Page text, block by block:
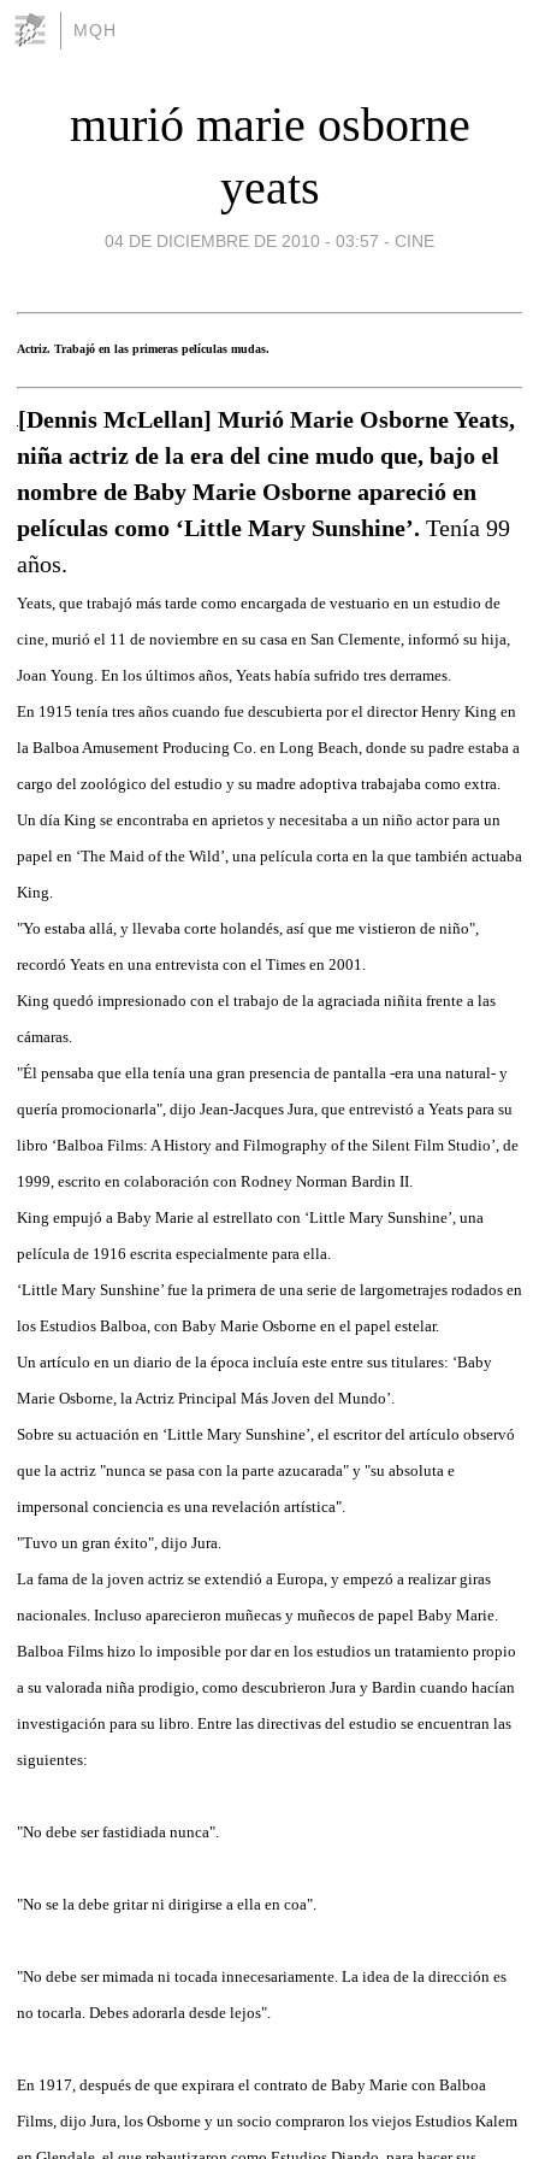
MQH
murió marie osborne
yeats
04 DE DICIEMBRE DE 2010 - 03:57 - CINE
Actriz. Trabajó en las primeras películas mudas.
[Dennis McLellan] Murió Marie Osborne Yeats,
niña actriz de la era del cine mudo que, bajo el
nombre de Baby Marie Osborne apareció en
películas como ‘Little Mary Sunshine’. Tenía 99
años.
Yeats, que trabajó más tarde como encargada de vestuario en un estudio de
cine, murió el 11 de noviembre en su casa en San Clemente, informó su hija,
Joan Young. En los últimos años, Yeats había sufrido tres derrames.
En 1915 tenía tres años cuando fue descubierta por el director Henry King en
la Balboa Amusement Producing Co. en Long Beach, donde su padre estaba a
cargo del zoológico del estudio y su madre adoptiva trabajaba como extra.
Un día King se encontraba en aprietos y necesitaba a un niño actor para un
papel en ‘The Maid of the Wild’, una película corta en la que también actuaba
King.
"Yo estaba allá, y llevaba corte holandés, así que me vistieron de niño",
recordó Yeats en una entrevista con el Times en 2001.
King quedó impresionado con el trabajo de la agraciada niñita frente a las
cámaras.
"Él pensaba que ella tenía una gran presencia de pantalla -era una natural- y
quería promocionarla", dijo Jean-Jacques Jura, que entrevistó a Yeats para su
libro ‘Balboa Films: A History and Filmography of the Silent Film Studio’, de
1999, escrito en colaboración con Rodney Norman Bardin II.
King empujó a Baby Marie al estrellato con ‘Little Mary Sunshine’, una
película de 1916 escrita especialmente para ella.
‘Little Mary Sunshine’ fue la primera de una serie de largometrajes rodados en
los Estudios Balboa, con Baby Marie Osborne en el papel estelar.
Un artículo en un diario de la época incluía este entre sus titulares: ‘Baby
Marie Osborne, la Actriz Principal Más Joven del Mundo’.
Sobre su actuación en ‘Little Mary Sunshine’, el escritor del artículo observó
que la actriz "nunca se pasa con la parte azucarada" y "su absoluta e
impersonal conciencia es una revelación artística".
"Tuvo un gran éxito", dijo Jura.
La fama de la joven actriz se extendió a Europa, y empezó a realizar giras
nacionales. Incluso aparecieron muñecas y muñecos de papel Baby Marie.
Balboa Films hizo lo imposible por dar en los estudios un tratamiento propio
a su valorada niña prodigio, como descubrieron Jura y Bardin cuando hacían
investigación para su libro. Entre las directivas del estudio se encuentran las
siguientes:
"No debe ser fastidiada nunca".
"No se la debe gritar ni dirigirse a ella en coa".
"No debe ser mimada ni tocada innecesariamente. La idea de la dirección es
no tocarla. Debes adorarla desde lejos".
En 1917, después de que expirara el contrato de Baby Marie con Balboa
Films, dijo Jura, los Osborne y un socio compraron los viejos Estudios Kalem